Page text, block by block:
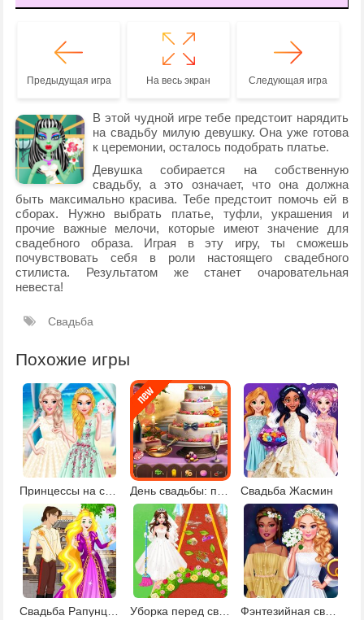
Предыдущая игра На весь экран Следующая игра
В этой чудной игре тебе предстоит нарядить
на свадьбу милую девушку. Она уже готова
к церемонии, осталось подобрать платье.
Девушка собирается на собственную
свадьбу, а это означает, что она должна
быть максимально красива. Тебе предстоит помочь ей в
сборах. Нужно выбрать платье, туфли, украшения и
прочие важные мелочи, которые имеют значение для
свадебного образа. Играя в эту игру, ты сможешь
почувствовать себя в роли настоящего свадебного
стилиста. Результатом же станет очаровательная
невеста!
Свадьба
Похожие игры
Принцессы на свадьбе Свадьба Жасмин
Уборка перед свадьбой Фэнтезийная свадьба